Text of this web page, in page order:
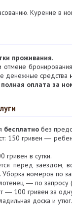
Курение в
проживания.
отмене бронирования
денежные средства
полная оплата за
бесплатнобез
150 гривен ―
гривен в сутки.
перед заездом,
Уборка номеров по
― по запросу
― 100 гривен за
доска и утюг.